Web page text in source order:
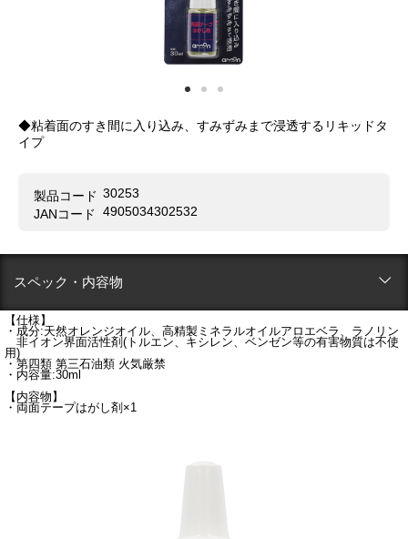
◆粘着面のすき間に入り込み、すみずみまで浸透するリキッドタ
イプ
製品コード 30253
JANコード
4905034302532
スペック・内容物
【仕様】
・成分:天然オレンジオイル、高精製ミネラルオイルアロエベラ、ラノリン
非イオン界面活性剤(トルエン、キシレン、ベンゼン等の有害物質は不使
用)
・第四類 第三石油類 火気厳禁
・内容量:30ml
【内容物】
・両面テープはがし剤×1